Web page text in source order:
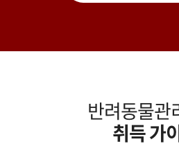
반려동물관
취득 가